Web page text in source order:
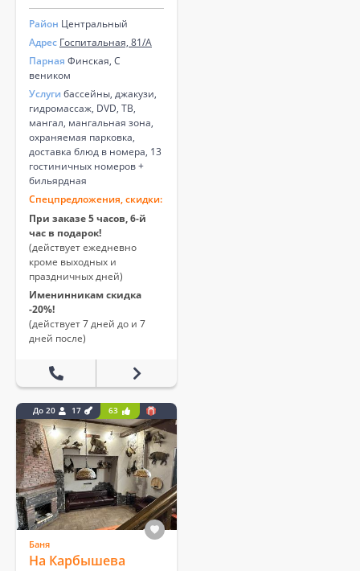
Район Центральный
Адрес Госпитальная, 81/А
Парная Финская, С
веником
Услуги бассейны, джакузи,
гидромассаж, DVD, ТВ,
мангал, мангальная зона,
охраняемая парковка,
доставка блюд в номера, 13
гостиничных номеров +
бильярдная
Спецпредложения, скидки:
При заказе 5 часов, 6-й
час в подарок!
(действует ежедневно
кроме выходных и
праздничных дней)
Именинникам скидка
-20%!
(действует 7 дней до и 7
дней после)
До 20 17 63
Баня
На Карбышева